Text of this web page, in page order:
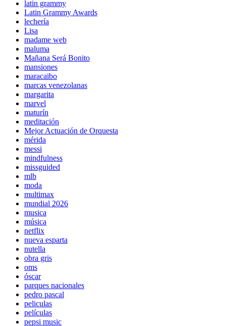
latin grammy
Latin Grammy Awards
lechería
Lisa
madame web
maluma
Mañana Será Bonito
mansiones
maracaibo
marcas venezolanas
margarita
marvel
maturín
meditación
Mejor Actuación de Orquesta
mérida
messi
mindfulness
missguided
mlb
moda
multimax
mundial 2026
musica
música
netflix
nueva esparta
nutella
obra gris
oms
óscar
parques nacionales
pedro pascal
peliculas
películas
pepsi music